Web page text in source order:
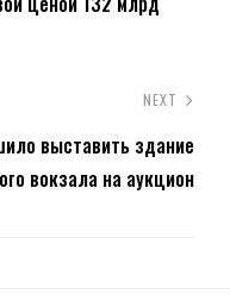
NEXT
выставить здание
вокзала на аукцион